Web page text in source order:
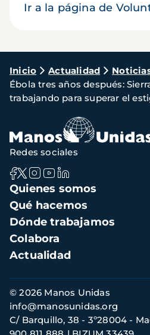
Ir a la página de
Ruta
de
navegación
Inicio Actualidad
Ébola tres años después:
trabajando para superar el
Navegación
principal
Quienes somos
Qué hacemos
Dónde trabajamos
Colabora
Actualidad
Redes sociales
Información
de
contacto
© 2026 Manos Unidas
C/ Barquillo, 38 - 3º28004 -
info@manosunidas.org